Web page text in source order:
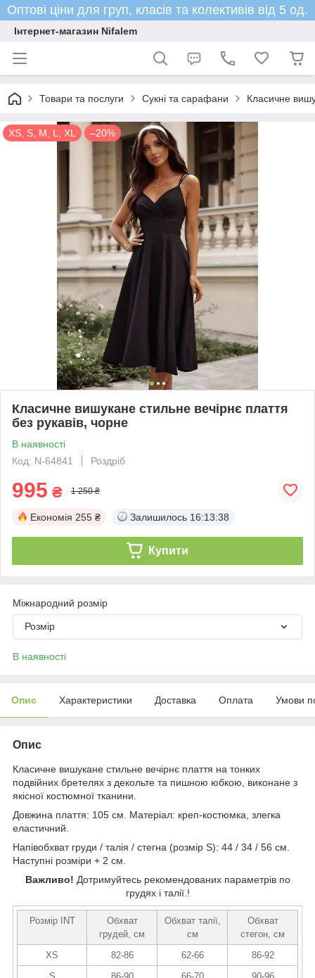
Оптові ціни для груп, класів та колективів від 5 од.
Інтернет-магазин Nifalem
Товари та послуги Сукні та сарафани Класичне
XS, S, M, L, XL –20%
Класичне вишукане стильне вечірнє плаття
без рукавів, чорне
В наявності
Код: N-64841
Роздріб
995 ₴ 1 250 ₴
Економія 255 ₴ Залишилось 16:13:37
Купити
Міжнародний розмір
Розмір
В наявності
Опис Характеристики Доставка Оплата Умови
Опис
Класичне вишукане стильне вечірнє плаття на тонких
подвійних бретелях з декольте та пишною юбкою, виконане з
якісної костюмної тканини.
Довжина плаття: 105 см. Матеріал: креп-костюмка, злегка
еластичний.
Напівобхват груди / талія / стегна (розмір S): 44 / 34 / 56 см.
Наступні розміри + 2 см.
Важливо! Дотримуйтесь рекомендованих параметрів по
грудях і талії.!
Розмір INT
Обхват
грудей, см
Обхват талії,
см
Обхват
стегон, см
XS
82-86 62-66
86-92